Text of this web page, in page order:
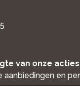
van onze acties
aanbiedingen en